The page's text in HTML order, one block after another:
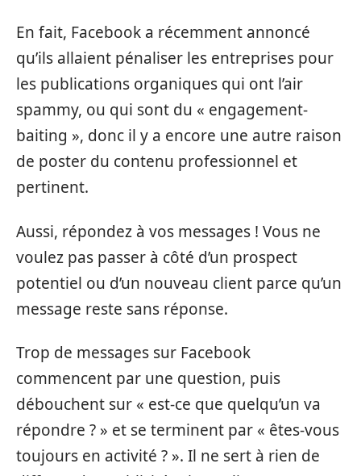
En fait, Facebook a récemment annoncé
qu’ils allaient pénaliser les entreprises pour
les publications organiques qui ont l’air
spammy, ou qui sont du « engagement-
baiting », donc il y a encore une autre raison
de poster du contenu professionnel et
pertinent.
Aussi, répondez à vos messages ! Vous ne
voulez pas passer à côté d’un prospect
potentiel ou d’un nouveau client parce qu’un
message reste sans réponse.
Trop de messages sur Facebook
commencent par une question, puis
débouchent sur « est-ce que quelqu’un va
répondre ? » et se terminent par « êtes-vous
toujours en activité ? ». Il ne sert à rien de